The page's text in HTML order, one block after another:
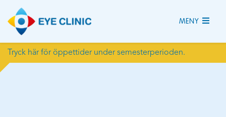
MENY
Tryck här för öppettider under semesterperioden.